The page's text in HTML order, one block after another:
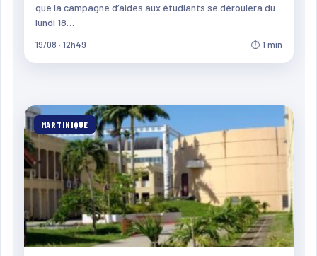
que la campagne d’aides aux étudiants se déroulera du
lundi 18…
19/08 · 12h49 ⏱ 1 min
MARTINIQUE